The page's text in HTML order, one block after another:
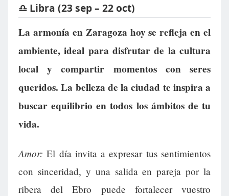
♎ Libra (23 sep – 22 oct)
La armonía en Zaragoza hoy se refleja en el
ambiente, ideal para disfrutar de la cultura
local y compartir momentos con seres
queridos. La belleza de la ciudad te inspira a
buscar equilibrio en todos los ámbitos de tu
vida.
Amor: El día invita a expresar tus sentimientos
con sinceridad, y una salida en pareja por la
ribera del Ebro puede fortalecer vuestro